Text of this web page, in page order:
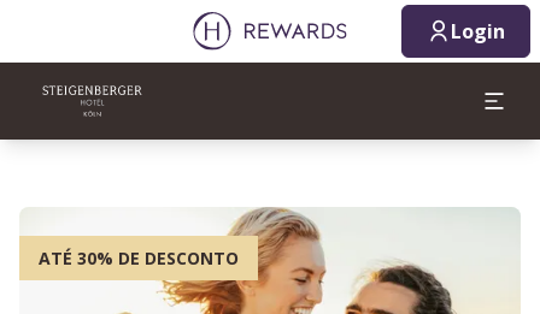
Login
ATÉ 30% DE DESCONTO